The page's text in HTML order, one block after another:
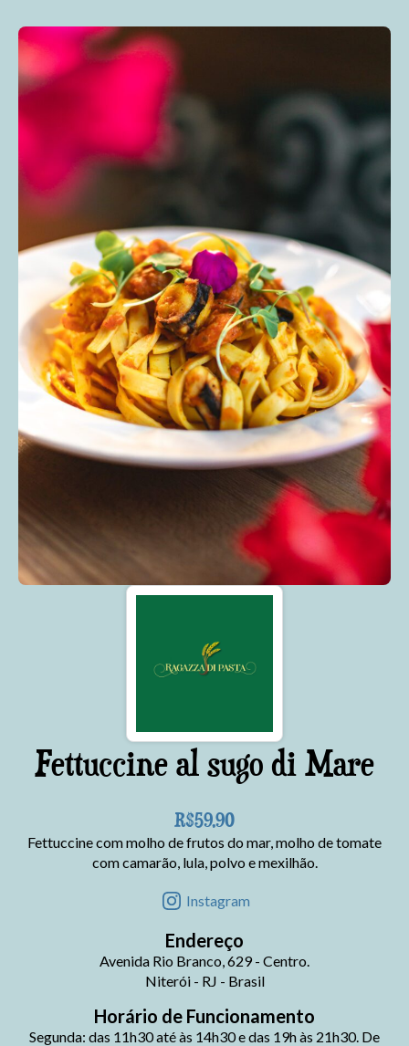
Fettuccine al sugo di Mare
R$59,90
Fettuccine com molho de frutos do mar, molho de tomate
com camarão, lula, polvo e mexilhão.
Instagram
Endereço
Avenida Rio Branco, 629 - Centro.
Niterói - RJ - Brasil
Horário de Funcionamento
Segunda: das 11h30 até às 14h30 e das 19h às 21h30. De